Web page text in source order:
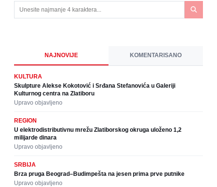
NAJNOVIJE KOMENTARISANO
KULTURA
Skulpture Alekse Kokotović i Srđana Stefanovića u Galeriji
Kulturnog centra na Zlatiboru
Upravo objavljeno
REGION
U elektrodistributivnu mrežu Zlatiborskog okruga uloženo 1,2
milijarde dinara
Upravo objavljeno
SRBIJA
Brza pruga Beograd–Budimpešta na jesen prima prve putnike
Upravo objavljeno